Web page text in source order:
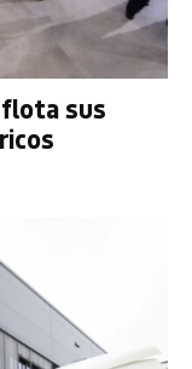
flota sus